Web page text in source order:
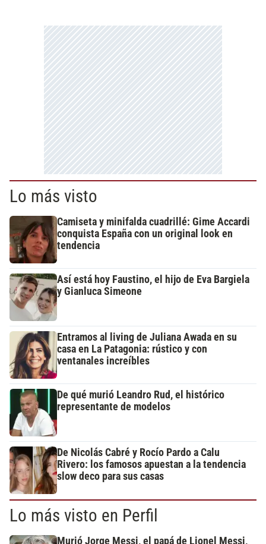
Lo más visto
Camiseta y minifalda cuadrillé: Gime Accardi
conquista España con un original look en
tendencia
Así está hoy Faustino, el hijo de Eva Bargiela
y Gianluca Simeone
Entramos al living de Juliana Awada en su
casa en La Patagonia: rústico y con
ventanales increíbles
De qué murió Leandro Rud, el histórico
representante de modelos
De Nicolás Cabré y Rocío Pardo a Calu
Rivero: los famosos apuestan a la tendencia
slow deco para sus casas
Lo más visto en Perfil
Murió Jorge Messi, el papá de Lionel Messi,